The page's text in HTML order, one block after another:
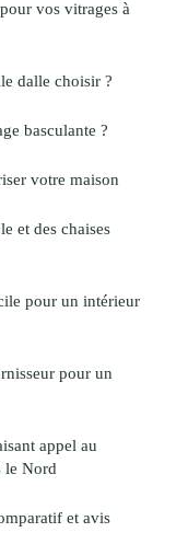
vos vitrages à
dalle choisir ?
basculante ?
votre maison
et des chaises
pour un intérieur
pour un
appel au
le Nord
et avis